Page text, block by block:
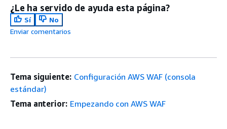
¿Le ha servido de ayuda esta página?
Sí
No
Enviar comentarios
Tema siguiente: Configuración AWS WAF (consola
estándar)
Tema anterior: Empezando con AWS WAF